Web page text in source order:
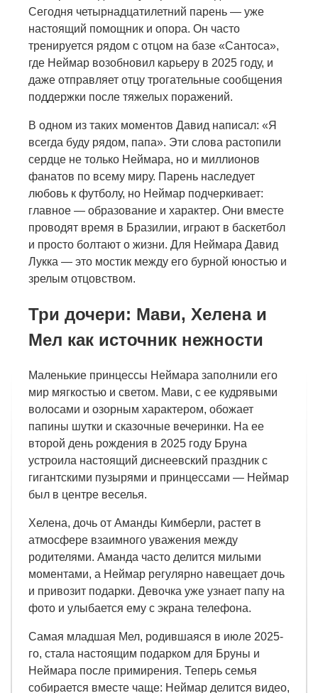
Сегодня четырнадцатилетний парень — уже
настоящий помощник и опора. Он часто
тренируется рядом с отцом на базе «Сантоса»,
где Неймар возобновил карьеру в 2025 году, и
даже отправляет отцу трогательные сообщения
поддержки после тяжелых поражений.
В одном из таких моментов Давид написал: «Я
всегда буду рядом, папа». Эти слова растопили
сердце не только Неймара, но и миллионов
фанатов по всему миру. Парень наследует
любовь к футболу, но Неймар подчеркивает:
главное — образование и характер. Они вместе
проводят время в Бразилии, играют в баскетбол
и просто болтают о жизни. Для Неймара Давид
Лукка — это мостик между его бурной юностью и
зрелым отцовством.
Три дочери: Мави, Хелена и
Мел как источник нежности
Маленькие принцессы Неймара заполнили его
мир мягкостью и светом. Мави, с ее кудрявыми
волосами и озорным характером, обожает
папины шутки и сказочные вечеринки. На ее
второй день рождения в 2025 году Бруна
устроила настоящий диснеевский праздник с
гигантскими пузырями и принцессами — Неймар
был в центре веселья.
Хелена, дочь от Аманды Кимберли, растет в
атмосфере взаимного уважения между
родителями. Аманда часто делится милыми
моментами, а Неймар регулярно навещает дочь
и привозит подарки. Девочка уже узнает папу на
фото и улыбается ему с экрана телефона.
Самая младшая Мел, родившаяся в июле 2025-
го, стала настоящим подарком для Бруны и
Неймара после примирения. Теперь семья
собирается вместе чаще: Неймар делится видео,